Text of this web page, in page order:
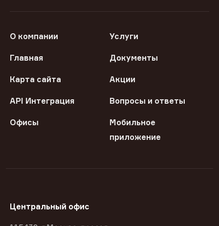
О компании Услуги
Главная Документы
Карта сайта Акции
API Интеграция Вопросы и ответы
Офисы
Мобильное
приложение
Центральный офис